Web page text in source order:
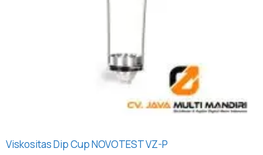
Viskositas Dip Cup NOVOTEST VZ-P